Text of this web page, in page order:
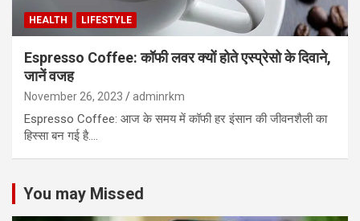
HEALTH LIFESTYLE
Espresso Coffee: कॉफी लवर क्यों होते एस्प्रेसो के दिवाने,
जानें वजह
November 26, 2023 adminrkm
Espresso Coffee: आज के समय में कॉफी हर इंसान की जीवनशैली का
हिस्सा बन गई है.…
You may Missed